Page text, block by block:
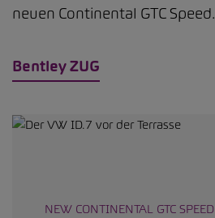
Bentley ZUG
neuen Continental GTC Speed.
NEW CONTINENTAL GTC SPEED